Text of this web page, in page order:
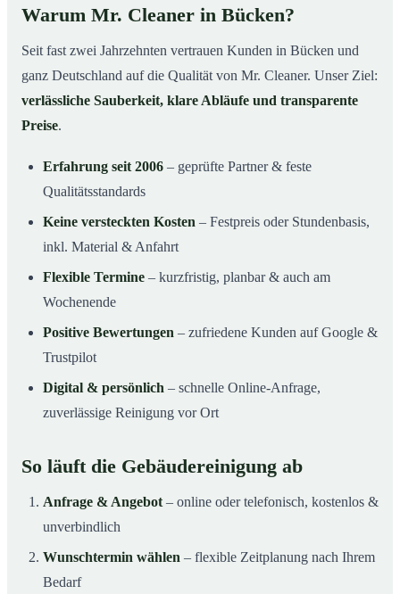
Warum Mr. Cleaner in Bücken?
Seit fast zwei Jahrzehnten vertrauen Kunden in Bücken und
ganz Deutschland auf die Qualität von Mr. Cleaner. Unser Ziel:
verlässliche Sauberkeit, klare Abläufe und transparente
Preise.
Erfahrung seit 2006 – geprüfte Partner & feste
Qualitätsstandards
Keine versteckten Kosten – Festpreis oder Stundenbasis,
inkl. Material & Anfahrt
Flexible Termine – kurzfristig, planbar & auch am
Wochenende
Positive Bewertungen – zufriedene Kunden auf Google &
Trustpilot
Digital & persönlich – schnelle Online-Anfrage,
zuverlässige Reinigung vor Ort
So läuft die Gebäudereinigung ab
Anfrage & Angebot – online oder telefonisch, kostenlos &
unverbindlich
Wunschtermin wählen – flexible Zeitplanung nach Ihrem
Bedarf